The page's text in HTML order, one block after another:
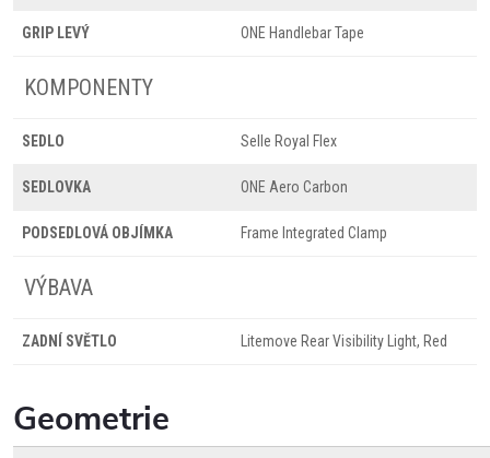
GRIP LEVÝ ONE Handlebar Tape
KOMPONENTY
SEDLO Selle Royal Flex
SEDLOVKA ONE Aero Carbon
PODSEDLOVÁ OBJÍMKA Frame Integrated Clamp
VÝBAVA
ZADNÍ SVĚTLO Litemove Rear Visibility Light, Red
Geometrie